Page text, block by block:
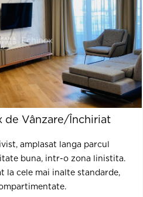
de Vânzare/Închiriat
amplasat langa parcul
buna, intr-o zona linistita.
la cele mai inalte standarde,